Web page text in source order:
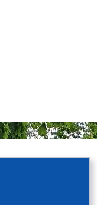
Bau und Planung